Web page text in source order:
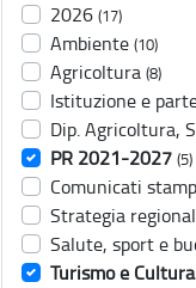
2026 (17)
Ambiente (10)
Agricoltura (8)
Istituzione e
Dip. Agricoltura,
PR 2021-2027 (5)
Comunicati
Strategia
Salute, sport e
Turismo e Cultura